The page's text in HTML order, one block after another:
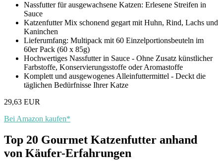
Nassfutter für ausgewachsene Katzen: Erlesene Streifen in
Sauce
Katzenfutter Mix schonend gegart mit Huhn, Rind, Lachs und
Kaninchen
Lieferumfang: Multipack mit 60 Einzelportionsbeuteln im
60er Pack (60 x 85g)
Hochwertiges Nassfutter in Sauce - Ohne Zusatz künstlicher
Farbstoffe, Konservierungsstoffe oder Aromastoffe
Komplett und ausgewogenes Alleinfuttermittel - Deckt die
täglichen Bedürfnisse Ihrer Katze
29,63 EUR
Bei Amazon kaufen*
Top 20 Gourmet Katzenfutter anhand
von Käufer-Erfahrungen